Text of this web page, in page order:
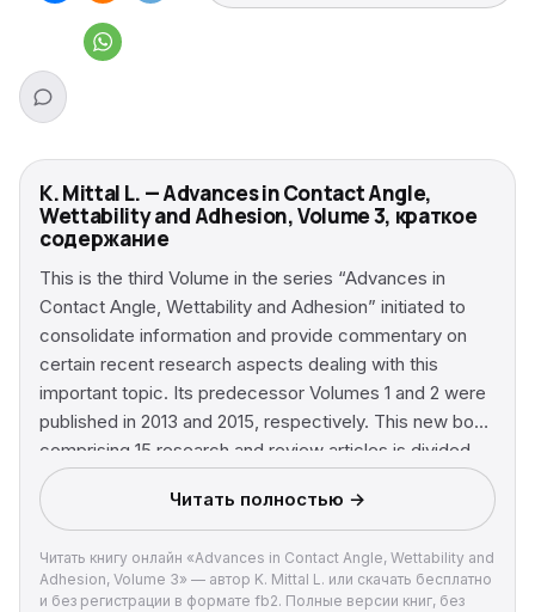
K. Mittal L. — Advances in Contact Angle,
Wettability and Adhesion, Volume 3, краткое
содержание
This is the third Volume in the series “Advances in
Contact Angle, Wettability and Adhesion” initiated to
consolidate information and provide commentary on
certain recent research aspects dealing with this
important topic. Its predecessor Volumes 1 and 2 were
published in 2013 and 2015, respectively. This new book
comprising 15 research and review articles is divided
into four parts: Part 1: Contact Angle Measurement and
Analysis; Part 2: Wettability Behavior; Part 3:
Hydrophobic/Superhydrophobic Surfaces; Part 4:
Wettability, Surface Free Energy and Adhesion. The
topics covered include: O Procedure to measure and
Читать полностью →
Читать книгу онлайн «Advances in Contact Angle, Wettability and
Adhesion, Volume 3» — автор K. Mittal L. или скачать бесплатно
и без регистрации в формате fb2. Полные версии книг, без